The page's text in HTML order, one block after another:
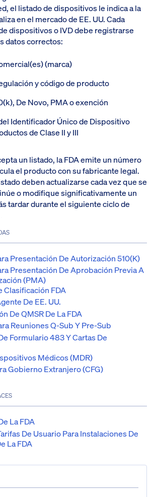
el listado de dispositivos le indica a la
en el mercado de EE. UU. Cada
dispositivos o IVD debe registrarse
datos correctos:
(marca)
y código de producto
De Novo, PMA o exención
Identificador Único de Dispositivo
de Clase II y III
un listado, la FDA emite un número
el producto con su fabricante legal.
deben actualizarse cada vez que se
o modifique significativamente un
tardar durante el siguiente ciclo de
Presentación De Autorización 510(k)
Presentación De Aprobación Previa A
(PMA)
Clasificación FDA
De EE. UU.
De QMSR De La FDA
Reuniones Q-Sub Y Pre-Sub
Formulario 483 Y Cartas De
Médicos (MDR)
Gobierno Extranjero (CFG)
La FDA
De Usuario Para Instalaciones De
La FDA